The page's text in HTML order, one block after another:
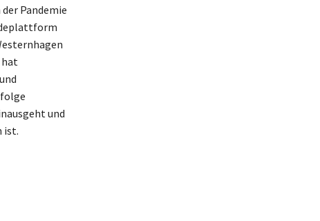
Pandemie
hat
und
ist.